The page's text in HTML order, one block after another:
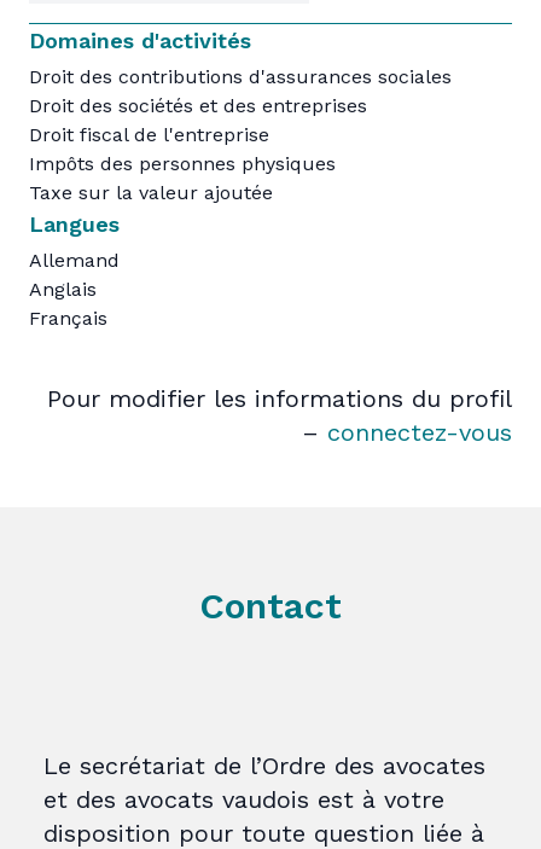
Domaines d'activités
Droit des contributions d'assurances sociales
Droit des sociétés et des entreprises
Droit fiscal de l'entreprise
Impôts des personnes physiques
Taxe sur la valeur ajoutée
Langues
Allemand
Anglais
Français
Pour modifier les informations du profil
– connectez-vous
Contact
Le secrétariat de l’Ordre des avocates
et des avocats vaudois est à votre
disposition pour toute question liée à